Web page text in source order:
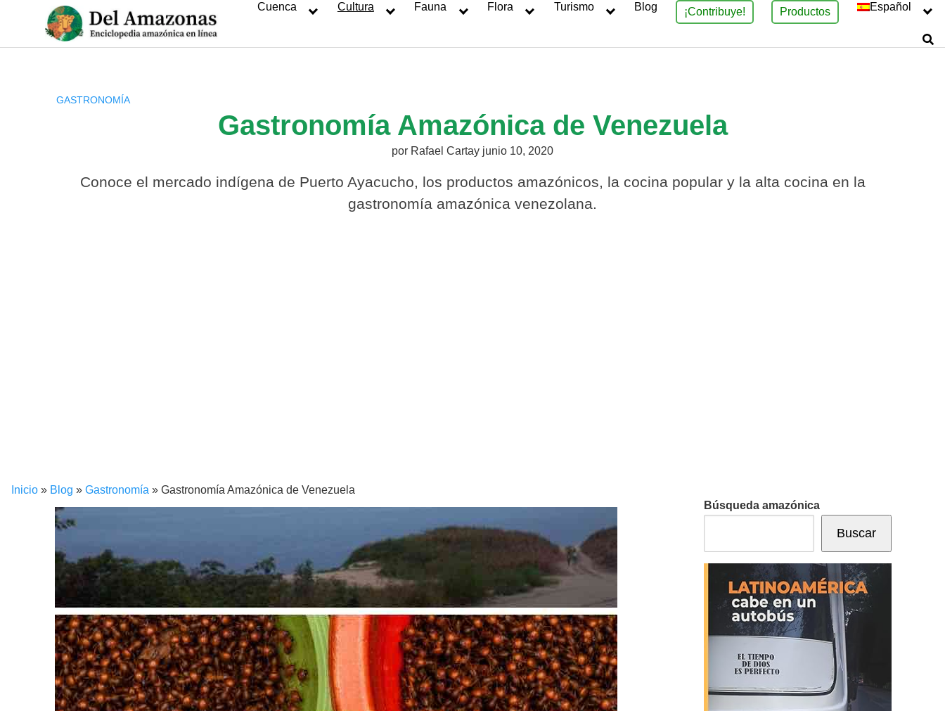
Cuenca Cultura Fauna Flora Turismo Blog ¡Contribuye! Productos Español
GASTRONOMÍA
Gastronomía Amazónica de Venezuela
por Rafael Cartay junio 10, 2020
Conoce el mercado indígena de Puerto Ayacucho, los productos amazónicos, la cocina popular y la alta cocina en la
gastronomía amazónica venezolana.
Inicio » Blog » Gastronomía » Gastronomía Amazónica de Venezuela
Búsqueda amazónica
Buscar